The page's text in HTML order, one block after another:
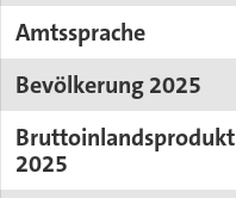
Amtssprache
Bevölkerung 2025
Bruttoinlandsprodukt
2025